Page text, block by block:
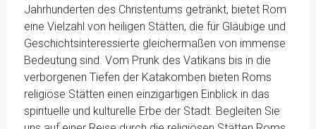
Jahrhunderten des Christentums getränkt, bietet Rom
eine Vielzahl von heiligen Stätten, die für Gläubige und
Geschichtsinteressierte gleichermaßen von immense
Bedeutung sind. Vom Prunk des Vatikans bis in die
verborgenen Tiefen der Katakomben bieten Roms
religiöse Stätten einen einzigartigen Einblick in das
spirituelle und kulturelle Erbe der Stadt. Begleiten Sie